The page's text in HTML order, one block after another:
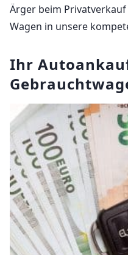
Ärger beim
Wagen in unsere
Ihr